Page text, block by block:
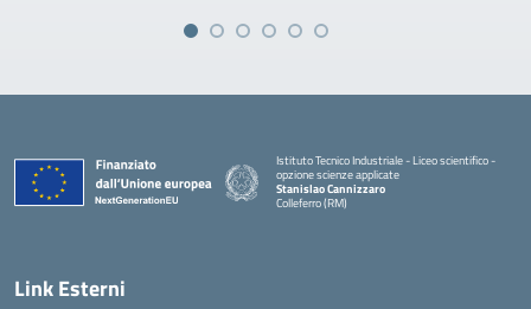
Istituto Tecnico Industriale - Liceo scientifico -
opzione scienze applicate
Stanislao Cannizzaro
Colleferro (RM)
Link Esterni